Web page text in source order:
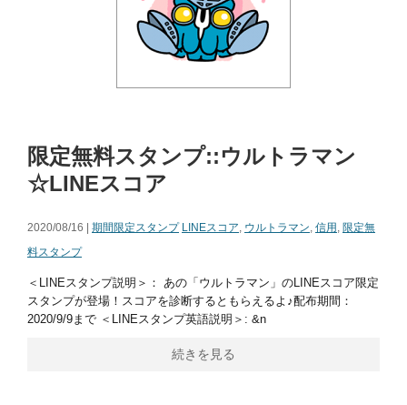
限定無料スタンプ::ウルトラマン
☆LINEスコア
2020/08/16 | 期間限定スタンプ LINEスコア, ウルトラマン, 信用 , 限定無
料スタンプ
＜LINEスタンプ説明＞： あの「ウルトラマン」のLINEスコア限定
スタンプが登場！スコアを診断するともらえるよ♪配布期間：
2020/9/9まで ＜LINEスタンプ英語説明＞: &n
続きを見る